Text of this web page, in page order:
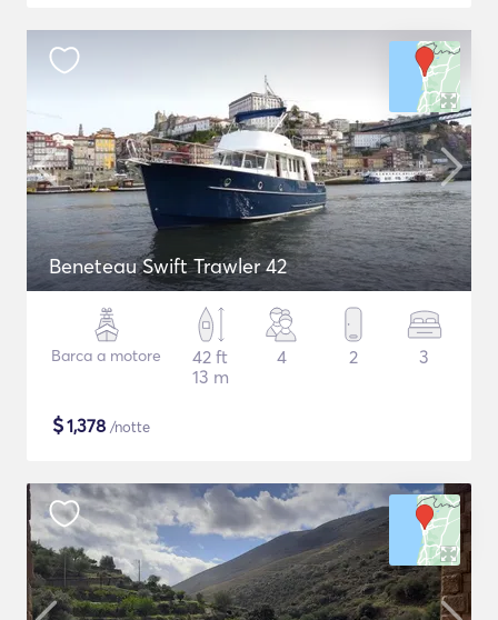
Beneteau Swift Trawler 42
Barca a motore
42 ft
13 m
4 2 3
$1,378 /notte